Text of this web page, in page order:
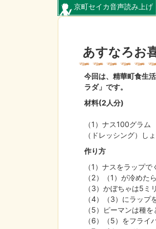
京町セイカ音声読み上げ
あすなろお
今回は、精華町食生
ラダ」です。
材料(2人分)
（1）ナス100グラ
（ドレッシング）し
作り方
（1）ナスをラップ
（2）（1）が冷めた
（3）かぼちゃは5ミ
（4）（3）にラップ
（5）ピーマンは種
（6）（5）をフライ